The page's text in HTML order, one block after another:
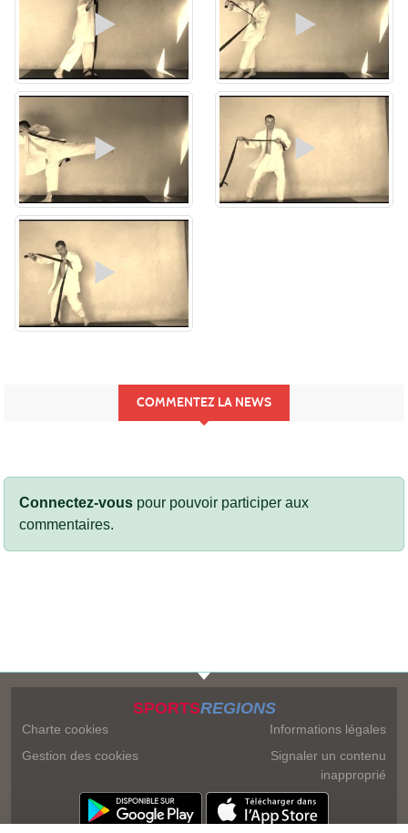
COMMENTEZ LA NEWS
Connectez-vous pour pouvoir participer aux
commentaires.
SPORTSREGIONS
Charte cookies
Gestion des cookies
Informations légales
Signaler un contenu
inapproprié